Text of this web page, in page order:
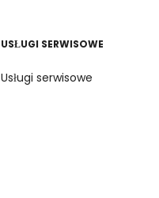
USŁUGI SERWISOWE
Usługi serwisowe